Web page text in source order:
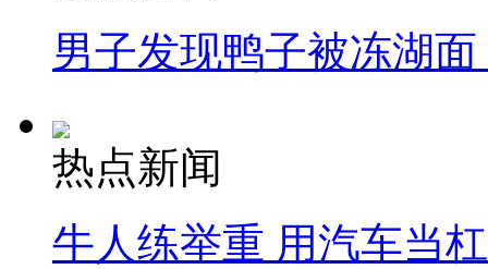
男子发现鸭子被冻湖
热点新闻
牛人练举重 用汽车当